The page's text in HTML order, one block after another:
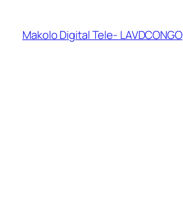
Makolo Digital Tele- LAVDCONGO